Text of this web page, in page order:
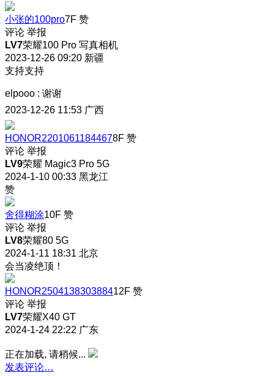
小张的100pro7F 赞
评论 举报
LV7荣耀100 Pro 写真相机
2023-12-26 09:20 新疆
支持支持
elpooo : 谢谢
2023-12-26 11:53 广西
HONOR22010611844678F 赞
评论 举报
LV9荣耀 Magic3 Pro 5G
2024-1-10 00:33 黑龙江
赞
舍得糊涂10F 赞
评论 举报
LV8荣耀80 5G
2024-1-11 18:31 北京
会当凌绝顶！
HONOR250413830388412F 赞
评论 举报
LV7荣耀X40 GT
2024-1-24 22:22 广东
正在加载, 请稍候...
发表评论…